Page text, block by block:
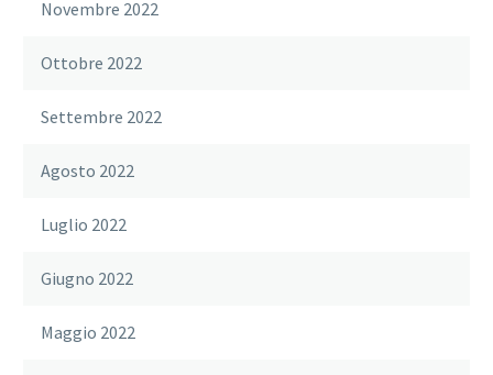
Novembre 2022
Ottobre 2022
Settembre 2022
Agosto 2022
Luglio 2022
Giugno 2022
Maggio 2022